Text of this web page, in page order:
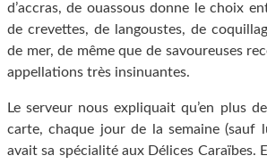
d’accras, de ouassous donne le choix
de crevettes, de langoustes, de
de mer, de même que de savoureuses
appellations très insinuantes.
Le serveur nous expliquait qu’en plus
carte, chaque jour de la semaine (sauf
avait sa spécialité aux Délices Caraïbes.